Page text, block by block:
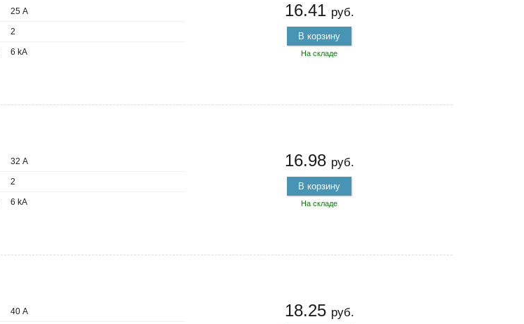
25 А
2
6 kA
16.41 руб.
В корзину
На складе
32 А
2
6 kA
16.98 руб.
В корзину
На складе
40 А 18.25 руб.